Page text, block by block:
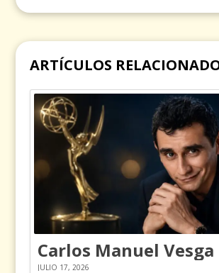
ARTÍCULOS
JULIO 17, 2026